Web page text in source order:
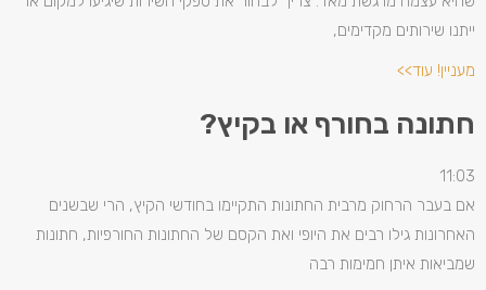
ייתנו שירותים מקדימים,
מעניין! עוד>>
חתונה בחורף או בקיץ?
11:03
אם בעבר הרחוק מרבית החתונות התקיימו בחודשי הקיץ, הרי שבשנים
האחרונות גילו רבים את היופי ואת הקסם של החתונות החורפיות, חתונות
שמביאות איתן חמימות רבה